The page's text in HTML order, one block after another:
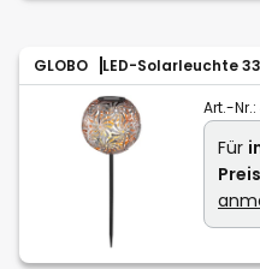
GLOBO LED-Solarleuchte
Art.-Nr.:
Für